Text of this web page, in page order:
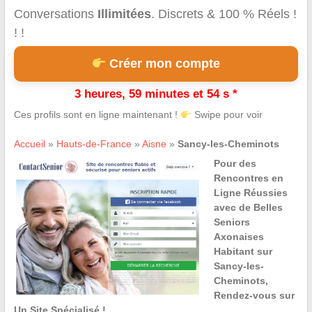
Conversations Illimitées. Discrets & 100 % Réels !
! !
Créer mon compte
3 heures, 59 minutes et 54 s *
Ces profils sont en ligne maintenant ! Swipe pour voir
Accueil» Hauts-de-France » Aisne » Sancy-les-Cheminots
Pour des
Rencontres en
Ligne Réussies
avec de Belles
Seniors
Axonaises
Habitant sur
Sancy-les-
Cheminots,
Rendez-vous sur